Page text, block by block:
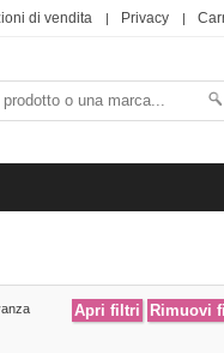
di vendita Privacy